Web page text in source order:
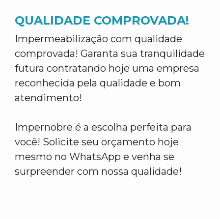
QUALIDADE COMPROVADA!
Impermeabilização com qualidade
comprovada! Garanta sua tranquilidade
futura contratando hoje uma empresa
reconhecida pela qualidade e bom
atendimento!
Impernobre é a escolha perfeita para
você! Solicite seu orçamento hoje
mesmo no WhatsApp e venha se
surpreender com nossa qualidade!